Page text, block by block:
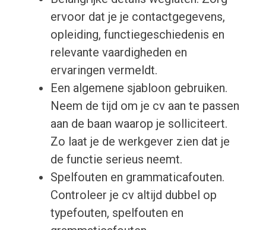
ervoor dat je je contactgegevens,
opleiding, functiegeschiedenis en
relevante vaardigheden en
ervaringen vermeldt.
Een algemene sjabloon gebruiken.
Neem de tijd om je cv aan te passen
aan de baan waarop je solliciteert.
Zo laat je de werkgever zien dat je
de functie serieus neemt.
Spelfouten en grammaticafouten.
Controleer je cv altijd dubbel op
typefouten, spelfouten en